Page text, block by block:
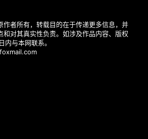
作者所有，转载目的在于传递更多信息，并
和对其真实性负责。如涉及作品内容、版权
内与本网联系。